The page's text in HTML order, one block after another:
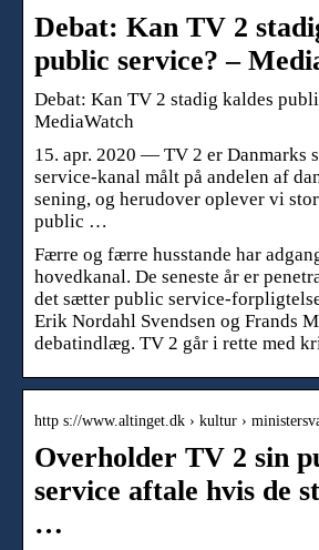
Debat: Kan TV 2
public service? –
Debat: Kan TV 2 stadig kaldes
MediaWatch
15. apr. 2020 — TV 2 er Danmarks
service-kanal målt på andelen af
sening, og herudover oplever vi
public …
Færre og færre husstande har
hovedkanal. De seneste år er
det sætter public service-
Erik Nordahl Svendsen og Frands
debatindlæg. TV 2 går i rette med
http s://www.altinget.dk › kultur ›
Overholder TV 2 sin
service aftale hvis de
…